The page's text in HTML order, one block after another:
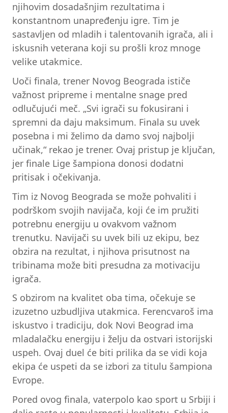
njihovim dosadašnjim rezultatima i
konstantnom unapređenju igre. Tim je
sastavljen od mladih i talentovanih igrača, ali i
iskusnih veterana koji su prošli kroz mnoge
velike utakmice.
Uoči finala, trener Novog Beograda ističe
važnost pripreme i mentalne snage pred
odlučujući meč. „Svi igrači su fokusirani i
spremni da daju maksimum. Finala su uvek
posebna i mi želimo da damo svoj najbolji
učinak,“ rekao je trener. Ovaj pristup je ključan,
jer finale Lige šampiona donosi dodatni
pritisak i očekivanja.
Tim iz Novog Beograda se može pohvaliti i
podrškom svojih navijača, koji će im pružiti
potrebnu energiju u ovakvom važnom
trenutku. Navijači su uvek bili uz ekipu, bez
obzira na rezultat, i njihova prisutnost na
tribinama može biti presudna za motivaciju
igrača.
S obzirom na kvalitet oba tima, očekuje se
izuzetno uzbudljiva utakmica. Ferencvaroš ima
iskustvo i tradiciju, dok Novi Beograd ima
mladalačku energiju i želju da ostvari istorijski
uspeh. Ovaj duel će biti prilika da se vidi koja
ekipa će uspeti da se izbori za titulu šampiona
Evrope.
Pored ovog finala, vaterpolo kao sport u Srbiji i